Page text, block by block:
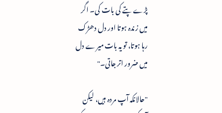
پڑے پتے کی بات کی۔ اگر
میں زندہ ہوتا اور دل دھڑک
رہا ہوتا، تو یہ بات میرے دل
میں ضرور اتر جاتی۔"
"حالانکہ آپ مردہ ہیں، لیکن